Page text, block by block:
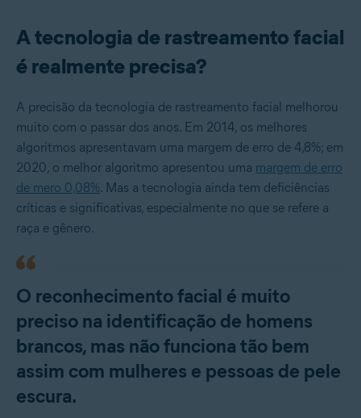
A tecnologia de rastreamento facial
é realmente precisa?
A precisão da tecnologia de rastreamento facial melhorou
muito com o passar dos anos. Em 2014, os melhores
algoritmos apresentavam uma margem de erro de 4,8%; em
2020, o melhor algoritmo apresentou uma margem de erro
de mero 0,08%. Mas a tecnologia ainda tem deficiências
críticas e significativas, especialmente no que se refere a
raça e gênero.
O reconhecimento facial é muito
preciso na identificação de homens
brancos, mas não funciona tão bem
assim com mulheres e pessoas de pele
escura.